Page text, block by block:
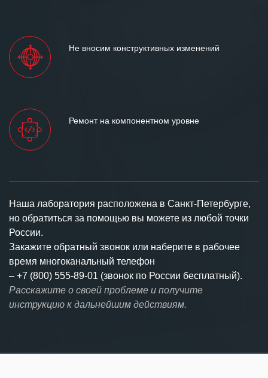
Не вносим конструктивных изменений
Ремонт на компонентном уровне
Наша лаборатория расположена в Санкт-Петербурге,
но обратиться за помощью вы можете из любой точки
России.
Закажите обратный звонок или наберите в рабочее
время многоканальный телефон
– +7 (800) 555-89-01 (звонок по России бесплатный).
Расскажите о своей проблеме и получите
инструкцию к дальнейшим действиям.